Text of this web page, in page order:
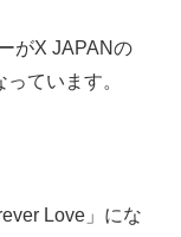
がX JAPANの
ています。
Love」にな